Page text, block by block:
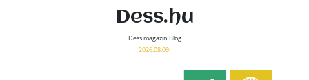
Dess.hu
Dess magazin Blog
2026.08.09.